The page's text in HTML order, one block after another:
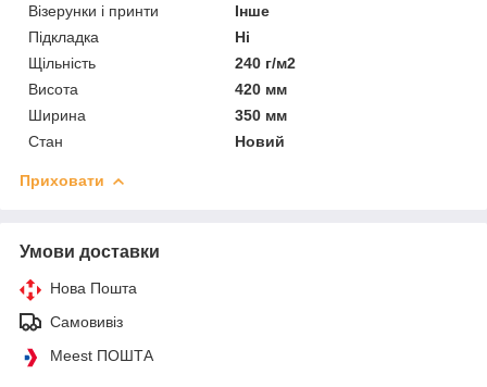
Візерунки і принти
Інше
Підкладка
Ні
Щільність
240 г/м2
Висота
420 мм
Ширина
350 мм
Стан
Новий
Приховати
Умови доставки
Нова Пошта
Самовивіз
Meest ПОШТА